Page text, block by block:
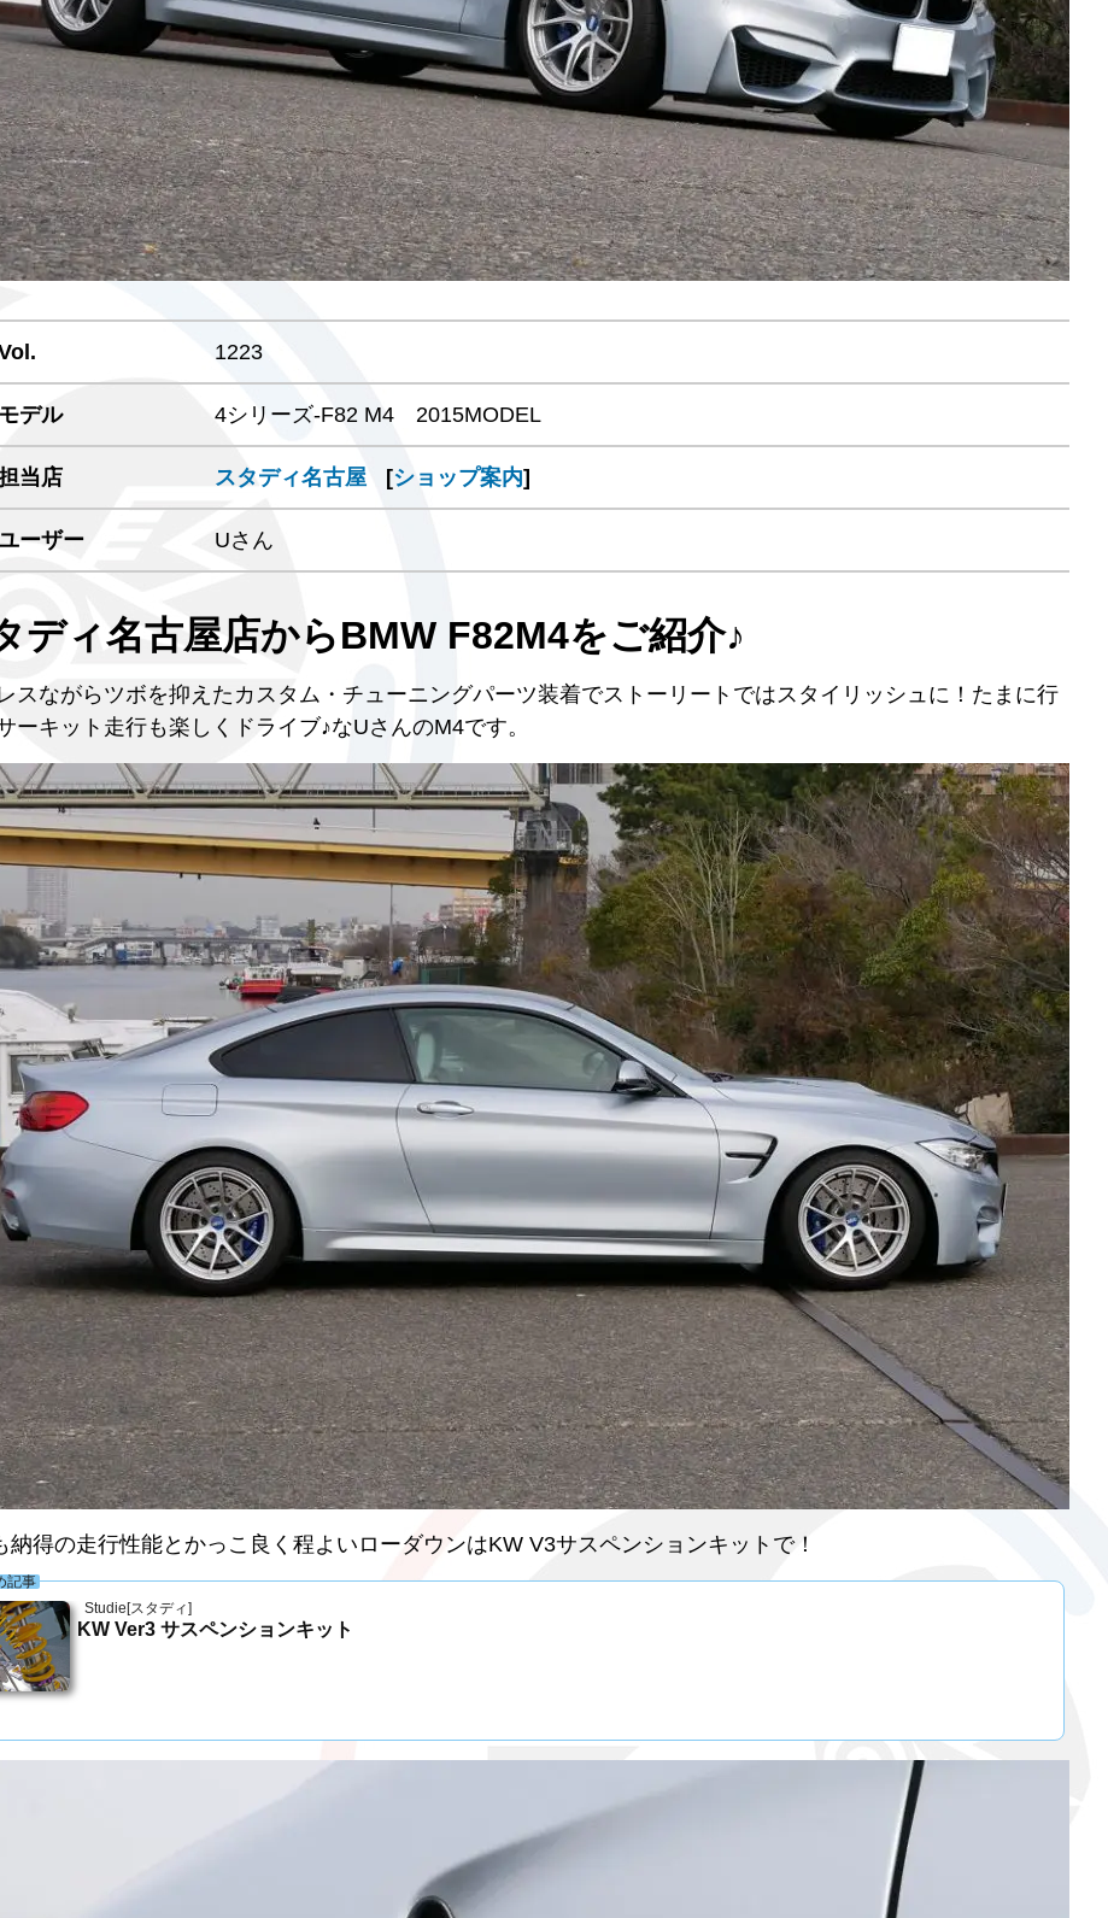
1223
モデル 4シリーズ-F82 M4 2015MODEL
当店 スタディ名古屋 [ショップ案内]
ーザー Uさん
ディ名古屋店からBMW F82M4をご紹介♪
スながらツボを抑えたカスタム・チューニングパーツ装着でストーリートではスタイリッシュに！たまに行
ーキット走行も楽しくドライブ♪なUさんのM4です。
納得の走行性能とかっこ良く程よいローダウンはKW V3サスペンションキットで！
Studie[スタディ]
記事
KW Ver3 サスペンションキット